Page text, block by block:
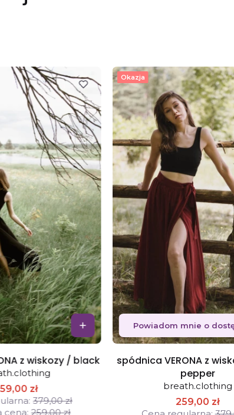
z wiskozy / black
zł
379,00 zł
cena: 259,00 zł
Okazja
Powiadom mnie o
spódnica VERONA z
pepper
breath.clothing
259,00 zł